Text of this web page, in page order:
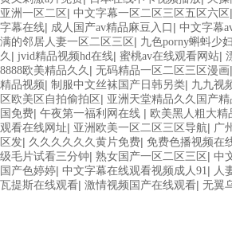
亚洲一区二区 | 中文字幕一区二区三区五区六区 |
字幕在线| 成人国产av精品麻豆入口 | 中文字幕
满的邻居人妻一区二区三区 | 九色porny蝌蚪少妇
久 | jvid精品视频hd在线| 蜜桃av在线观看网站|
8888欧美精品久久 | 无码精品一区二区三区漫画|
精品视频| 制服中文丝袜国产日韩另类| 九九视
区欧美区自拍偷拍区 | 亚洲天堂精品久久国产精
国免费| 午夜第一福利网在线 | 欧美黑人粗大精
观看在线网址| 亚洲欧美一区二区三区导航| 广
区发| 久久久久久久黄片免费| 免费色播视频在
级毛片试看三分钟| 熟女国产一区二区三区 | 中
国产色婷婷| 中文字幕在线观看视频成人91| 人
瓦提斯在线观看| 激情视频国产在线观看| 无翼